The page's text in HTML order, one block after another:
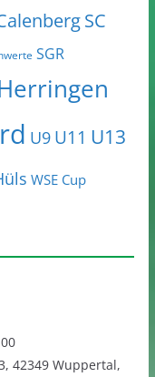
SC
SGR
U9 U11 U13
WSE Cup
42349 Wuppertal,